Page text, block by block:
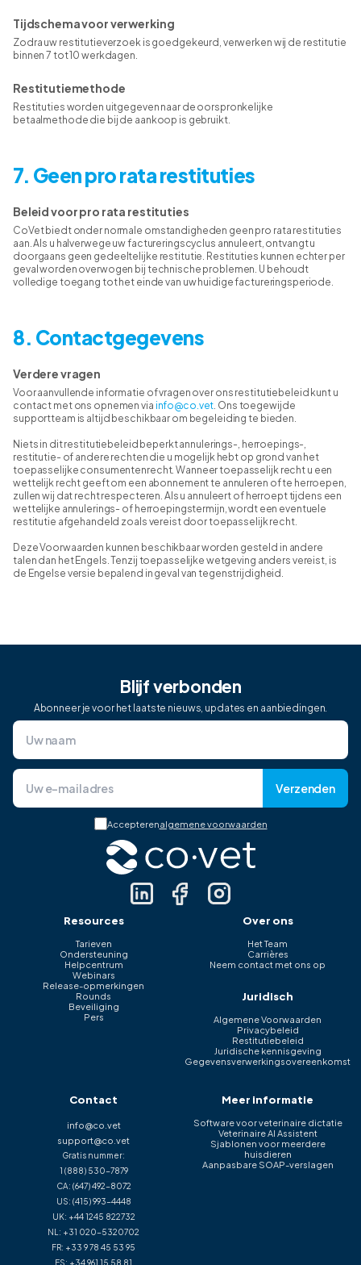
Tijdschema voor verwerking
Zodra uw restitutieverzoek is goedgekeurd, verwerken wij de restitutie
binnen 7 tot 10 werkdagen.
Restitutiemethode
Restituties worden uitgegeven naar de oorspronkelijke
betaalmethode die bij de aankoop is gebruikt.
7. Geen pro rata restituties
Beleid voor pro rata restituties
CoVet biedt onder normale omstandigheden geen pro rata restituties
aan. Als u halverwege uw factureringscyclus annuleert, ontvangt u
doorgaans geen gedeeltelijke restitutie. Restituties kunnen echter per
geval worden overwogen bij technische problemen. U behoudt
volledige toegang tot het einde van uw huidige factureringsperiode.
8. Contactgegevens
Verdere vragen
Voor aanvullende informatie of vragen over ons restitutiebeleid kunt u
contact met ons opnemen via info@co.vet. Ons toegewijde
supportteam is altijd beschikbaar om begeleiding te bieden.
Niets in dit restitutiebeleid beperkt annulerings-, herroepings-,
restitutie- of andere rechten die u mogelijk hebt op grond van het
toepasselijke consumentenrecht. Wanneer toepasselijk recht u een
wettelijk recht geeft om een abonnement te annuleren of te herroepen,
zullen wij dat recht respecteren. Als u annuleert of herroept tijdens een
wettelijke annulerings- of herroepingstermijn, wordt een eventuele
restitutie afgehandeld zoals vereist door toepasselijk recht.
Deze Voorwaarden kunnen beschikbaar worden gesteld in andere
talen dan het Engels. Tenzij toepasselijke wetgeving anders vereist, is
de Engelse versie bepalend in geval van tegenstrijdigheid.
Blijf verbonden
Abonneer je voor het laatste nieuws, updates en aanbiedingen.
Verzenden
Accepterenalgemene voorwaarden
Resources
Tarieven
Ondersteuning
Helpcentrum
Webinars
Release-opmerkingen
Rounds
Beveiliging
Pers
Over ons
Het Team
Carrières
Neem contact met ons op
Juridisch
Algemene Voorwaarden
Privacybeleid
Restitutiebeleid
Juridische kennisgeving
Gegevensverwerkingsovereenkomst
Contact
info@co.vet
support@co.vet
Gratis nummer:
1 (888) 530-7879
CA: (647) 492-8072
US: (415) 993-4448
UK: +44 1245 822732
NL: +31 020-5320702
FR: +33 9 78 45 53 95
ES: +34 961 15 58 81
Meer informatie
Software voor veterinaire dictatie
Veterinaire AI Assistent
Sjablonen voor meerdere
huisdieren
Aanpasbare SOAP-verslagen